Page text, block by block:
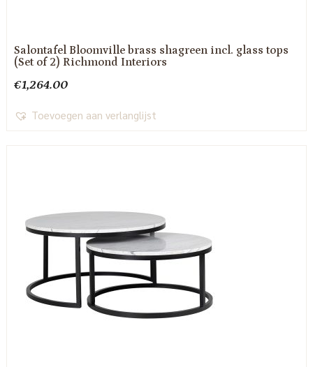
Salontafel Bloomville brass shagreen incl. glass tops
(Set of 2) Richmond Interiors
€1,264.00
Toevoegen aan verlanglijst